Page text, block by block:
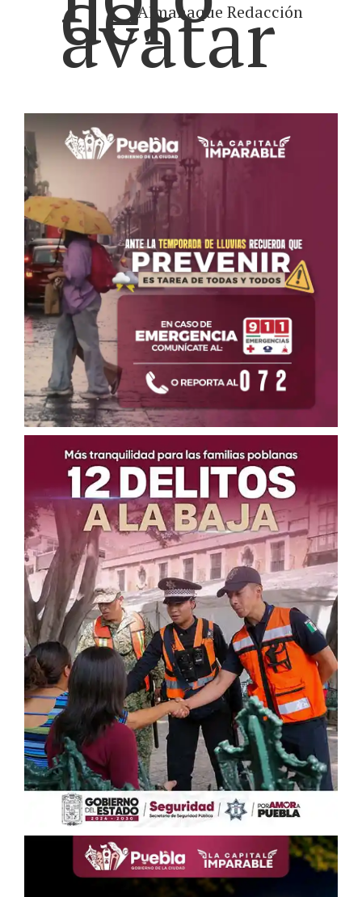
Almanaque Redacción